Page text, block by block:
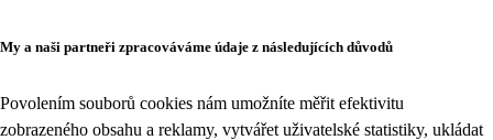
My a naši partneři zpracováváme údaje z následujících důvodů
Povolením souborů cookies nám umožníte měřit efektivitu
zobrazeného obsahu a reklamy, vytvářet uživatelské statistiky, ukládat